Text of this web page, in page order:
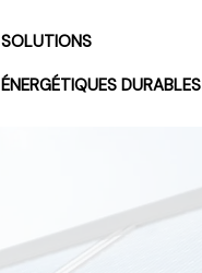
SOLUTIONS
ÉNERGÉTIQUES DURABLES